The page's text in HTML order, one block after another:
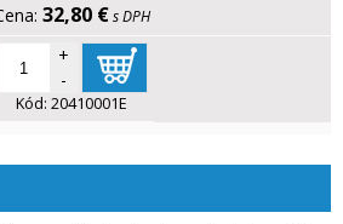
32,80 € s DPH
+
-
Kód: 20410001E